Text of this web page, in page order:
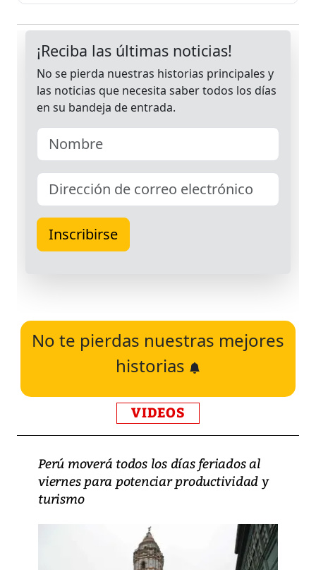
No te pierdas nuestras mejores
historias
VIDEOS
Perú moverá todos los días feriados al
viernes para potenciar productividad y
turismo